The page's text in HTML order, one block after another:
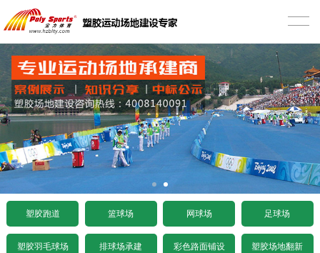
塑胶跑道 篮球场 网球场 足球场
塑胶羽毛球场 排球场承建 彩色路面铺设 塑胶场地翻新
首页
塑胶跑道
混合型塑胶跑道
透气型塑胶跑道
预制型塑胶跑道
施工案例
篮球场
硅PU篮球场
EPDM篮球场
室内木地板篮球场
网球场
丙烯酸网球场
硅PU网球场
人造草坪网球场
人造草足球场
工程项目